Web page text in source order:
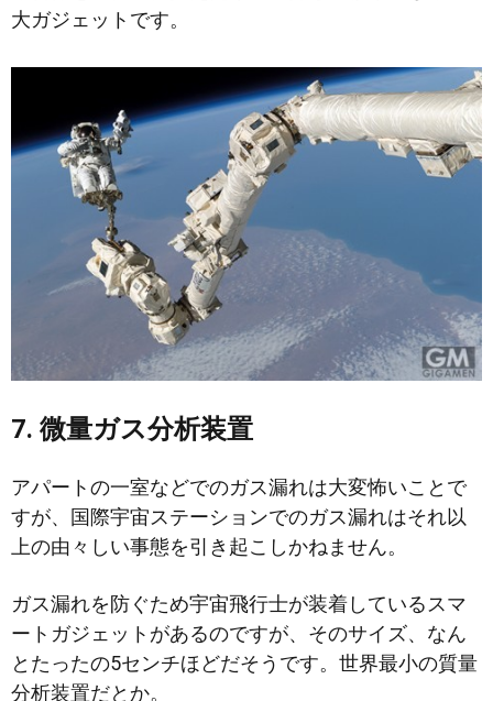
大ガジェットです。
7. 微量ガス分析装置
アパートの一室などでのガス漏れは大変怖いことで
すが、国際宇宙ステーションでのガス漏れはそれ以
上の由々しい事態を引き起こしかねません。
ガス漏れを防ぐため宇宙飛行士が装着しているスマ
ートガジェットがあるのですが、そのサイズ、なん
とたったの5センチほどだそうです。世界最小の質量
分析装置だとか。